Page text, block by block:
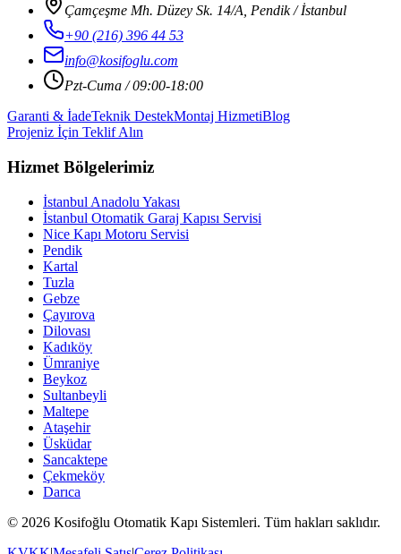
Çamçeşme Mh. Düzey Sk. 14/A, Pendik / İstanbul
+90 (216) 396 44 53
info@kosifoglu.com
Pzt-Cuma / 09:00-18:00
Garanti & İadeTeknik DestekMontaj HizmetiBlog
Projeniz İçin Teklif Alın
Hizmet Bölgelerimiz
İstanbul Anadolu Yakası
İstanbul Otomatik Garaj Kapısı Servisi
Nice Kapı Motoru Servisi
Pendik
Kartal
Tuzla
Gebze
Çayırova
Dilovası
Kadıköy
Ümraniye
Beykoz
Sultanbeyli
Maltepe
Ataşehir
Üsküdar
Sancaktepe
Çekmeköy
Darıca
© 2026 Kosifoğlu Otomatik Kapı Sistemleri. Tüm hakları saklıdır.